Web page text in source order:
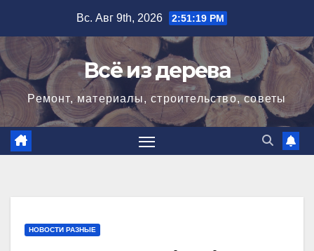
содержимому
Вс. Авг 9th, 2026 2:51:20 PM
Всё из дерева
Ремонт, материалы, строительство, советы
НОВОСТИ РАЗНЫЕ